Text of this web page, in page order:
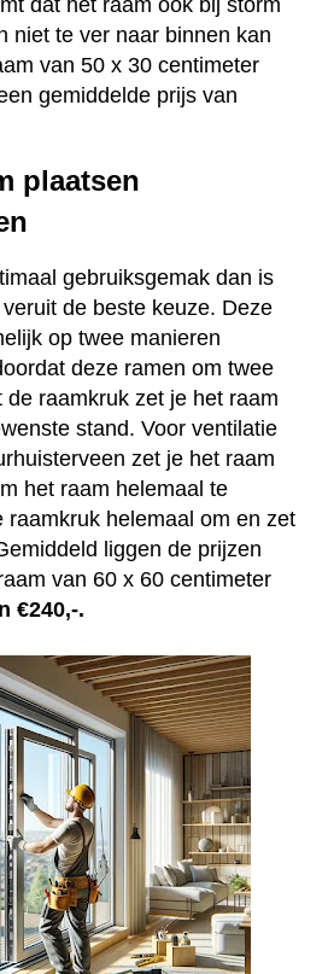
niet te ver naar binnen kan
van 50 x 30 centimeter
gemiddelde prijs van
plaatsen
gebruiksgemak dan is
de beste keuze. Deze
op twee manieren
deze ramen om twee
raamkruk zet je het raam
stand. Voor ventilatie
zet je het raam
het raam helemaal te
raamkruk helemaal om en zet
liggen de prijzen
van 60 x 60 centimeter
€240,-.